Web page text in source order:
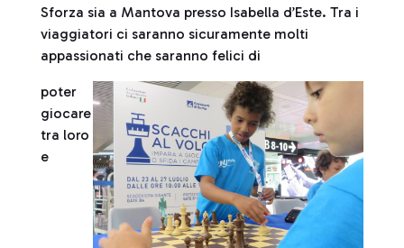
Sforza sia a Mantova presso Isabella d’Este. Tra i
viaggiatori ci saranno sicuramente molti
appassionati che saranno felici di
poter
giocare
tra loro
e